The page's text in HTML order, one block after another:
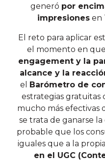
generó por
impresiones en
El reto para aplicar
el momento en que
engagement y la
alcance y la
el Barómetro de
estrategias gratuitas
mucho más efectivas
se trata de ganarse
probable que los
iguales que a la
en el UGC